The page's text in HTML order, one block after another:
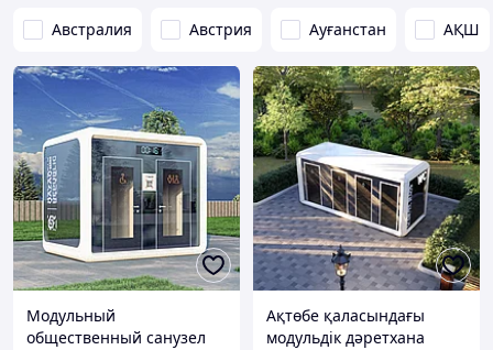
Австралия Австрия Ауғанстан АҚШ
Модульный
общественный санузел
Ақтөбе қаласындағы
модульдік дәретхана